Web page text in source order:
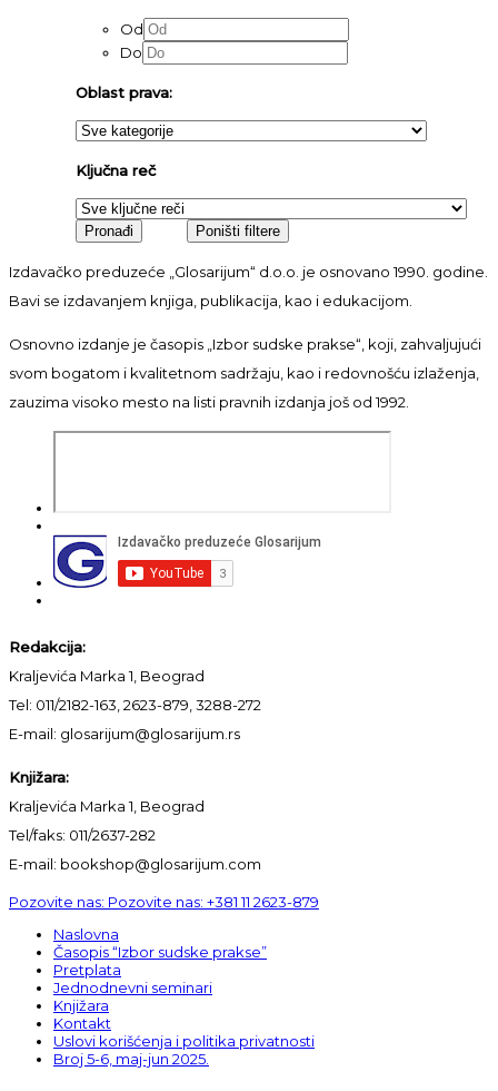
Od
Do
Oblast prava:
Ključna reč
Izdavačko preduzeće „Glosarijum“ d.o.o. je osnovano 1990. godine.
Bavi se izdavanjem knjiga, publikacija, kao i edukacijom.
Osnovno izdanje je časopis „Izbor sudske prakse“, koji, zahvaljujući
svom bogatom i kvalitetnom sadržaju, kao i redovnošću izlaženja,
zauzima visoko mesto na listi pravnih izdanja još od 1992.
Redakcija:
Kraljevića Marka 1, Beograd
Tel: 011/2182-163, 2623-879, 3288-272
E-mail: glosarijum@glosarijum.rs
Knjižara:
Kraljevića Marka 1, Beograd
Tel/faks: 011/2637-282
E-mail: bookshop@glosarijum.com
Pozovite nas: Pozovite nas: +381 11 2623-879
Naslovna
Časopis “Izbor sudske prakse”
Pretplata
Jednodnevni seminari
Knjižara
Kontakt
Uslovi korišćenja i politika privatnosti
Broj 5-6, maj-jun 2025.